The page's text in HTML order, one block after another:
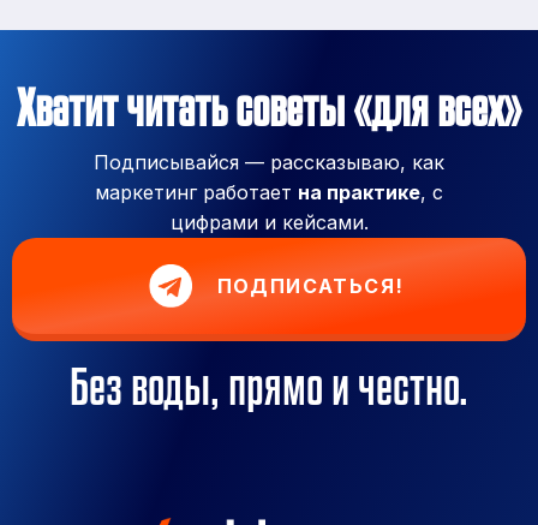
Хватит читать советы «для всех»
Подписывайся — рассказываю, как
маркетинг работает на практике, с
цифрами и кейсами.
ПОДПИСАТЬСЯ!
Без воды, прямо и честно.